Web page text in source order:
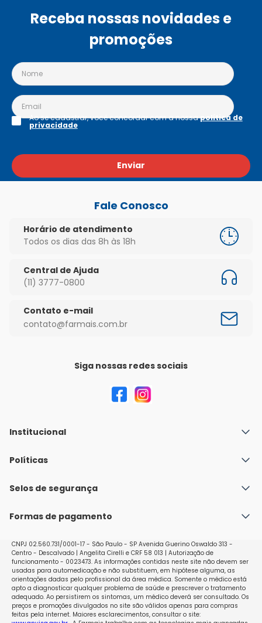
Receba nossas novidades e
promoções
Enviar
Ao se cadastrar, você concordar com a nossapolítica de
privacidade
Fale Conosco
Horário de atendimento
Todos os dias das 8h às 18h
Central de Ajuda
(11) 3777-0800
Contato e-mail
contato@farmais.com.br
Siga nossas redes sociais
Institucional
Quem Somos
Nossas lojas
Políticas
Política de Envio
Políticas de Trocas e Devoluções
Selos de segurança
Formas de pagamento
CNPJ 02.560.731/0001-17 - São Paulo - SP Avenida Guerino Oswaldo 313 -
Centro - Descalvado | Angelita Cirelli e CRF 58 013 | Autorização de
funcionamento - 0023473. As informações contidas neste site não devem ser
usadas para automedicação e não substituem, em hipótese alguma, as
orientações dadas pelo profissional da área médica. Somente o médico está
apto a diagnosticar qualquer problema de saúde e prescrever o tratamento
adequado. Ao persistirem os sintomas, um médico deverá ser consultado. Os
preços e promoções divulgados no site são válidos apenas para compras
feitas pela internet. Maiores esclarecimentos, consultar o site: